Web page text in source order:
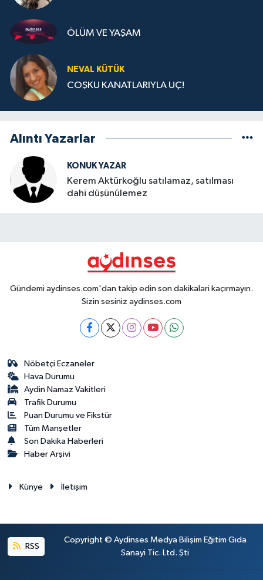
ÖLÜM VE YAŞAM
NEVAL KÜTÜK
COŞKU KANATLARIYLA UÇ!
Alıntı Yazarlar
KONUK YAZAR
Kerem Aktürkoğlu satılamaz, satılması
dahi düşünülemez
Gündemi aydinses.com'dan takip edin son dakikalari kaçırmayın.
Sizin sesiniz aydinses.com
Nöbetçi Eczaneler
Hava Durumu
Aydin Namaz Vakitleri
Trafik Durumu
Puan Durumu ve Fikstür
Tüm Manşetler
Son Dakika Haberleri
Haber Arşivi
Künye İletişim
RSS
Copyright © Aydinses Medya Bilişim Eğitim Gıda
Sanayi Tic. Ltd. Şti